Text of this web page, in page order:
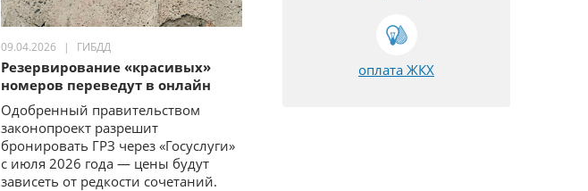
09.04.2026 ГИБДД
Резервирование «красивых»
номеров переведут в онлайн
Одобренный правительством
законопроект разрешит
бронировать ГРЗ через «Госуслуги»
с июля 2026 года — цены будут
зависеть от редкости сочетаний.
оплата ЖКХ